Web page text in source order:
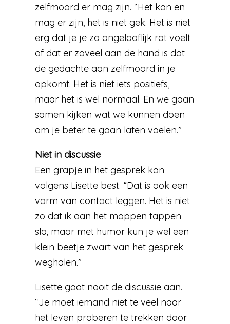
zelfmoord er mag zijn. “Het kan en
mag er zijn, het is niet gek. Het is niet
erg dat je je zo ongelooflijk rot voelt
of dat er zoveel aan de hand is dat
de gedachte aan zelfmoord in je
opkomt. Het is niet iets positiefs,
maar het is wel normaal. En we gaan
samen kijken wat we kunnen doen
om je beter te gaan laten voelen.”
Niet in discussie
Een grapje in het gesprek kan
volgens Lisette best. “Dat is ook een
vorm van contact leggen. Het is niet
zo dat ik aan het moppen tappen
sla, maar met humor kun je wel een
klein beetje zwart van het gesprek
weghalen.”
Lisette gaat nooit de discussie aan.
“Je moet iemand niet te veel naar
het leven proberen te trekken door